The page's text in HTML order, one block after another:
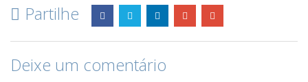
Partilhe
Deixe um comentário